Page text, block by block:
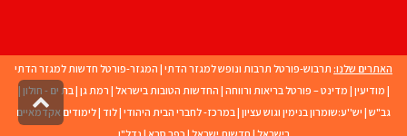
האתרים שלנו: תרבוש-פורטל תרבות ונופש למגזר הדתי | המגזר-פורטל חדשות למגזר הדתי
| מודיעין | מדינט – פורטל בריאות ורווחה | החדשות הטובות בישראל | רמת גן | בת ים - חולון |
גב"ש | יש''ע:שומרון בנימין וגוש עציון | במרכז- לחברי הבית היהודי |לוד |לימודים אקדמאיים